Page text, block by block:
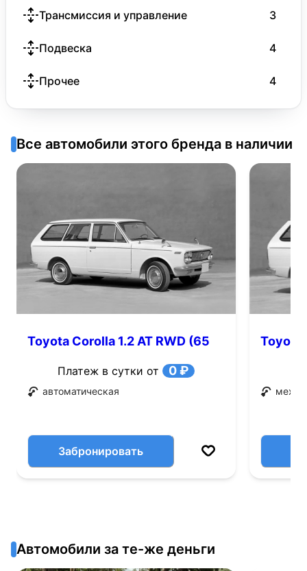
Трансмиссия и управление 3
Подвеска 4
Прочее 4
Все автомобили этого бренда в наличии
Toyota Corolla 1.2 AT RWD (65
Платеж в сутки от 0 ₽
автоматическая
Забронировать
Toyota
Автомобили за те-же деньги